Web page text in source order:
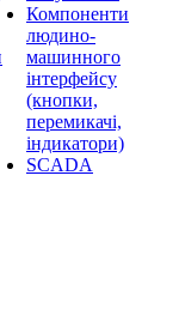
Компоненти
людино-
машинного
інтерфейсу
(кнопки,
перемикачі,
індикатори)
SCADA